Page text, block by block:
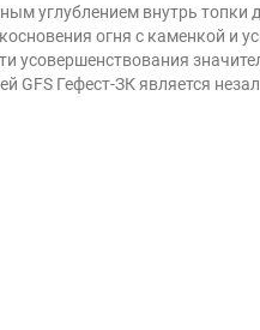
углублением внутрь топки
огня с каменкой и
усовершенствования
Гефест-ЗК является